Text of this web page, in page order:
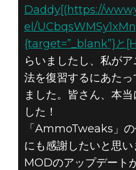
Daddy[(https://
el/
{target=”_blank”}と
らいましたし、私が
法を復習するにあた
ました。皆さん、本
した！
「AmmoTweaks」
にも感謝したいと思
MODのアップデート